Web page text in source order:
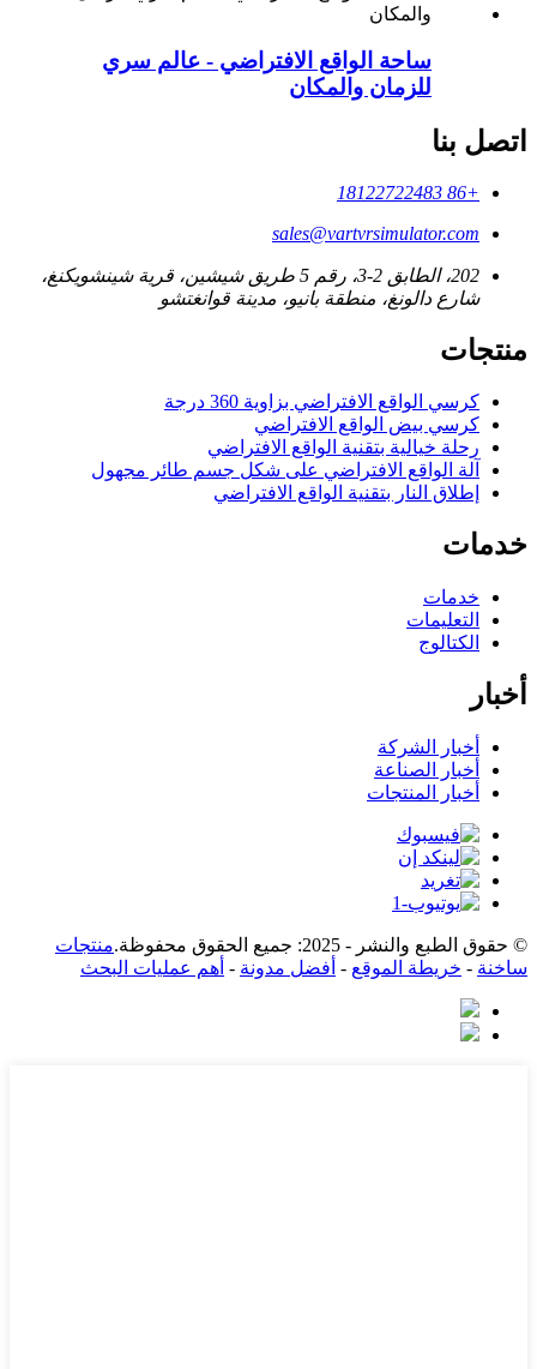
ساحة الواقع الافتراضي - عالم سري
للزمان والمكان
اتصل بنا
+86 18122722483
sales@vartvrsimulator.com
202، الطابق 2-3، رقم 5 طريق شيشين، قرية شينشويكنغ،
شارع دالونغ، منطقة بانيو، مدينة قوانغتشو
منتجات
كرسي الواقع الافتراضي بزاوية 360 درجة
كرسي بيض الواقع الافتراضي
رحلة خيالية بتقنية الواقع الافتراضي
آلة الواقع الافتراضي على شكل جسم طائر مجهول
إطلاق النار بتقنية الواقع الافتراضي
خدمات
خدمات
التعليمات
الكتالوج
أخبار
أخبار الشركة
أخبار الصناعة
أخبار المنتجات
© حقوق الطبع والنشر - 2025: جميع الحقوق محفوظة.
منتجات
ساخنة - خريطة الموقع - أفضل مدونة - أهم عمليات البحث